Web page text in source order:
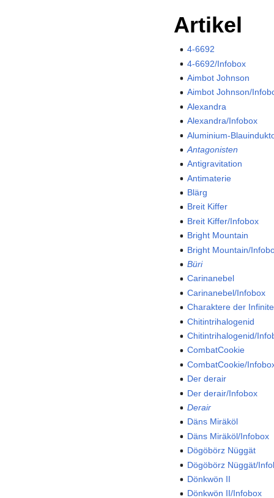
Artikel
4-6692
4-6692/Infobox
Aimbot Johnson
Aimbot Johnson/
Alexandra
Alexandra/Infobox
Aluminium-
Antagonisten
Antigravitation
Antimaterie
Blärg
Breit Kiffer
Breit Kiffer/Infobox
Bright Mountain
Bright Mountain/
Büri
Carinanebel
Carinanebel/Infobox
Charaktere der
Chitintrihalogenid
Chitintrihalogenid/
CombatCookie
CombatCookie/
Der derair
Der derair/Infobox
Derair
Däns Miräköl
Däns Miräköl/Infobox
Dögöbörz Nüggät
Dögöbörz Nüggät/
Dönkwön II
Dönkwön II/Infobox